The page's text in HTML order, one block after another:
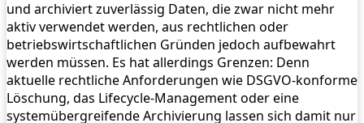
und archiviert zuverlässig Daten, die zwar nicht mehr
aktiv verwendet werden, aus rechtlichen oder
betriebswirtschaftlichen Gründen jedoch aufbewahrt
werden müssen. Es hat allerdings Grenzen: Denn
aktuelle rechtliche Anforderungen wie DSGVO-konforme
Löschung, das Lifecycle-Management oder eine
systemübergreifende Archivierung lassen sich damit nur